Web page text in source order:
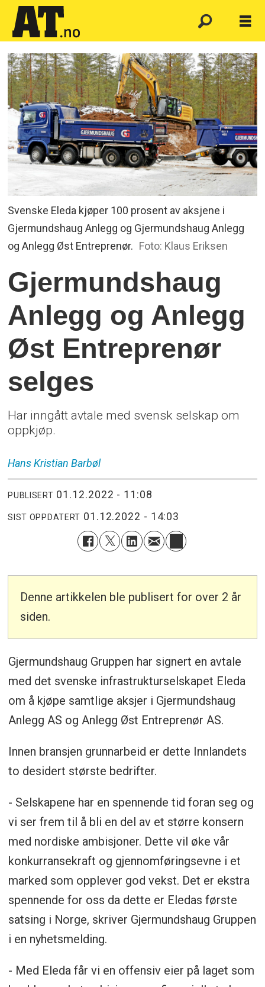
Svenske Eleda kjøper 100 prosent av aksjene i
Gjermundshaug Anlegg og Gjermundshaug Anlegg
og Anlegg Øst Entreprenør. Foto: Klaus Eriksen
Gjermundshaug
Anlegg og Anlegg
Øst Entreprenør
selges
Har inngått avtale med svensk selskap om
oppkjøp.
Hans Kristian Barbøl
PUBLISERT 01.12.2022 - 11:08
SIST OPPDATERT 01.12.2022 - 14:03
Denne artikkelen ble publisert for over 2 år
siden.
Gjermundshaug Gruppen har signert en avtale
med det svenske infrastrukturselskapet Eleda
om å kjøpe samtlige aksjer i Gjermundshaug
Anlegg AS og Anlegg Øst Entreprenør AS.
Innen bransjen grunnarbeid er dette Innlandets
to desidert største bedrifter.
- Selskapene har en spennende tid foran seg og
vi ser frem til å bli en del av et større konsern
med nordiske ambisjoner. Dette vil øke vår
konkurransekraft og gjennomføringsevne i et
marked som opplever god vekst. Det er ekstra
spennende for oss da dette er Eledas første
satsing i Norge, skriver Gjermundshaug Gruppen
i en nyhetsmelding.
- Med Eleda får vi en offensiv eier på laget som